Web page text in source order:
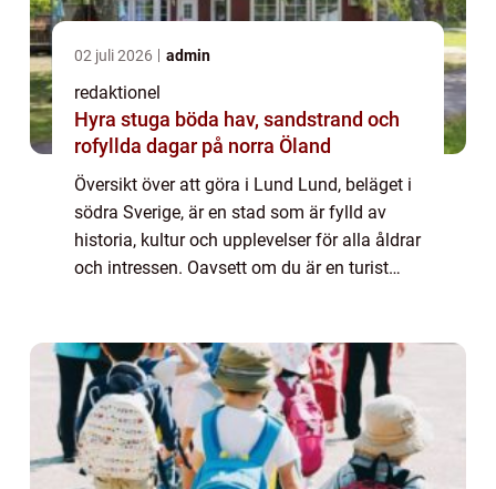
02 juli 2026 admin
redaktionel
Hyra stuga böda hav, sandstrand och
rofyllda dagar på norra Öland
Översikt över att göra i Lund Lund, beläget i
södra Sverige, är en stad som är fylld av
historia, kultur och upplevelser för alla åldrar
och intressen. Oavsett om du är en turist